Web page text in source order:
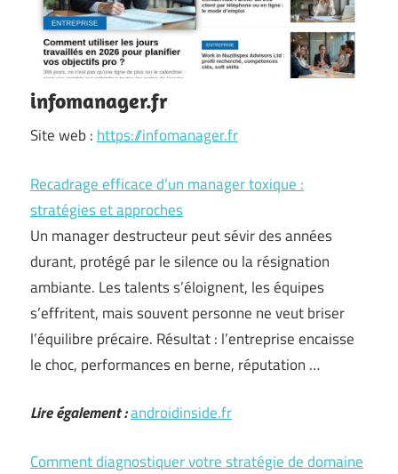
infomanager.fr
Site web : https://infomanager.fr
Recadrage efficace d’un manager toxique :
stratégies et approches
Un manager destructeur peut sévir des années
durant, protégé par le silence ou la résignation
ambiante. Les talents s’éloignent, les équipes
s’effritent, mais souvent personne ne veut briser
l’équilibre précaire. Résultat : l’entreprise encaisse
le choc, performances en berne, réputation …
Lire également :androidinside.fr
Comment diagnostiquer votre stratégie de domaine